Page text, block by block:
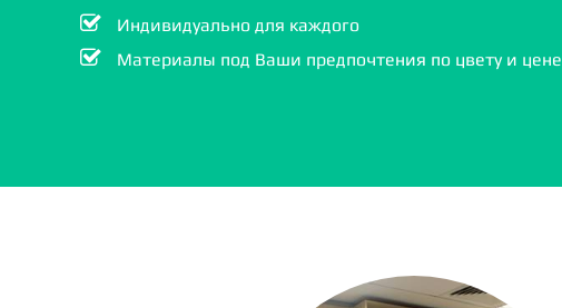
Индивидуально для каждого
Материалы под Ваши предпочтения по цвету и цене